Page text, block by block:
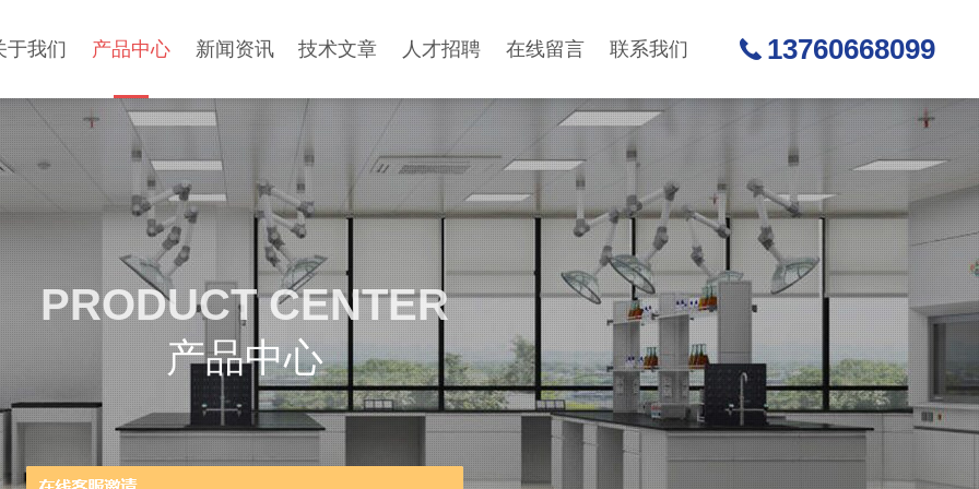
于我们 产品中心 新闻资讯 技术文章 人才招聘 在线留言 联系我们 13760668099
PRODUCT CENTER
产品中心